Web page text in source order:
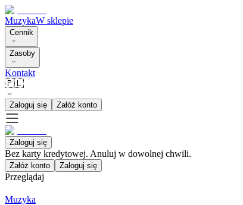
MuzykaW sklepie
Cennik
Zasoby
Kontakt
🇵🇱
Zaloguj się Załóż konto
Zaloguj się
Bez karty kredytowej. Anuluj w dowolnej chwili.
Załóż konto Zaloguj się
Przeglądaj
Muzyka